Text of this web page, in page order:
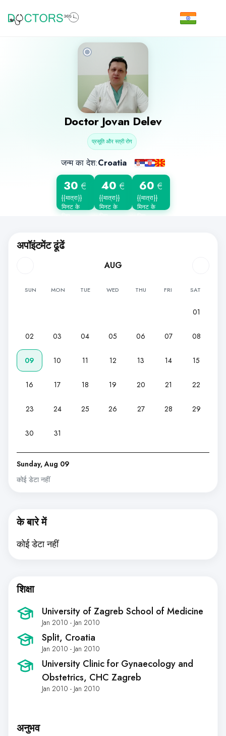
Doctor Jovan Delev
प्रसूति और स्त्री रोग
जन्म का देश:Croatia
30 €
{{मात्रा}}
मिनट के
लिए
40 €
{{मात्रा}}
मिनट के
लिए
60 €
{{मात्रा}}
मिनट के
लिए
अपॉइंटमेंट ढूंढें
AUG
SUN MON TUE WED THU FRI SAT
01
02 03 04 05 06 07 08
09 10 11 12 13 14 15
16 17 18 19 20 21 22
23 24 25 26 27 28 29
30 31
Sunday, Aug 09
कोई डेटा नहीं
के बारे में
कोई डेटा नहीं
शिक्षा
University of Zagreb School of Medicine
Jan 2010 - Jan 2010
Split, Croatia
Jan 2010 - Jan 2010
University Clinic for Gynaecology and
Obstetrics, CHC Zagreb
Jan 2010 - Jan 2010
अनुभव